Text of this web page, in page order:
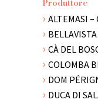
TENUTE
VALLE
VINI SULTANA
VULCANICA
ALTEMASI –
BELLAVISTA
CÀ DEL
COLOMBA
DOM
DUCA DI